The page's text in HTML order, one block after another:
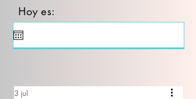
Hoy es:
3 jul